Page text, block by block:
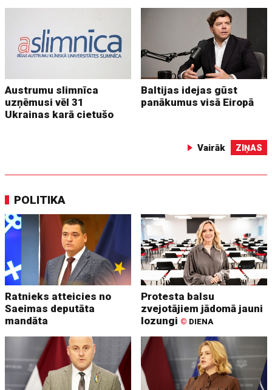
Austrumu slimnīca
uzņēmusi vēl 31
Ukrainas karā cietušo
Baltijas idejas gūst
panākumus visā Eiropā
Vairāk ZIŅAS
POLITIKA
Ratnieks atteicies no
Saeimas deputāta
mandāta
Protesta balsu
zvejotājiem jādomā jauni
lozungi © DIENA